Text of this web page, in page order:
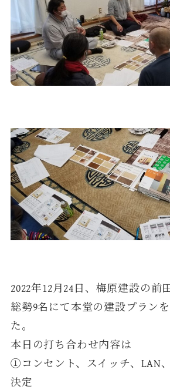
2022年12月24日、梅原建設の前
総勢9名にて本堂の建設プラン
た。
本日の打ち合わせ内容は
①コンセント、スイッチ、LAN
決定